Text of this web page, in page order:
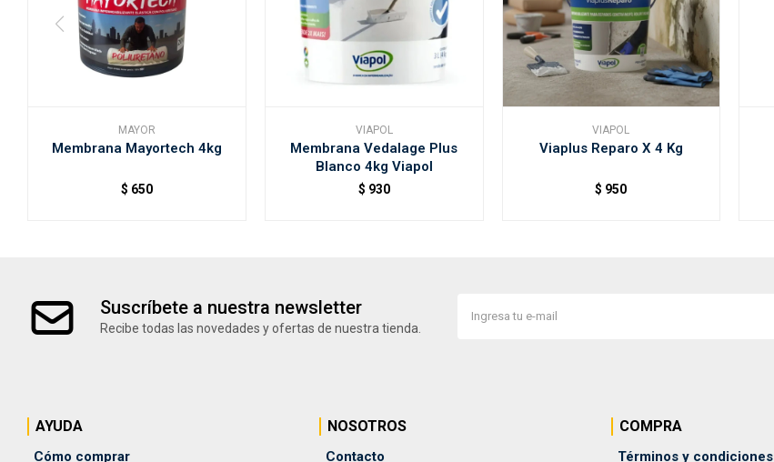
MAYOR
Membrana Mayortech 4kg
$ 650
VIAPOL
Membrana Vedalage Plus
Blanco 4kg Viapol
$ 930
VIAPOL
Viaplus Reparo X 4 Kg
$ 950
Suscríbete a nuestra newsletter
Recibe todas las novedades y ofertas de nuestra tienda.
AYUDA
Cómo comprar
NOSOTROS
Contacto
COMPRA
Términos y condiciones